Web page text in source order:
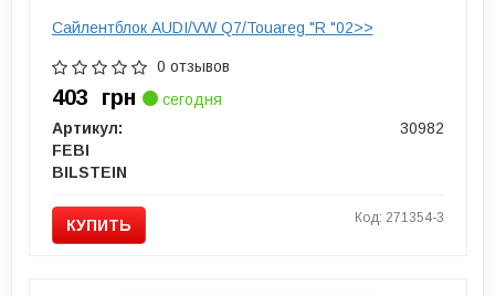
Сайлентблок AUDI/VW Q7/Touareg "R "02>>
0 отзывов
403 грн
сегодня
Артикул:
30982
FEBI
BILSTEIN
КУПИТЬ Код: 271354-3